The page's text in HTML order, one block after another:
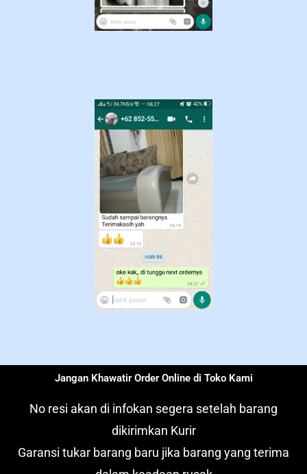
Jangan Khawatir Order Online di Toko Kami
No resi akan di infokan segera setelah barang
dikirimkan Kurir
Garansi tukar barang baru jika barang yang terima